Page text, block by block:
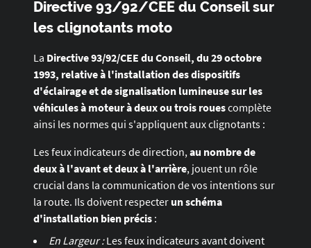
Directive 93/92/CEE du Conseil sur
les clignotants moto
La Directive 93/92/CEE du Conseil, du 29 octobre
1993, relative à l'installation des dispositifs
d'éclairage et de signalisation lumineuse sur les
véhicules à moteur à deux ou trois rouescomplète
ainsi les normes qui s'appliquent aux clignotants :
Les feux indicateurs de direction,au nombre de
deux à l'avant et deux à l'arrière, jouent un rôle
crucial dans la communication de vos intentions sur
la route. Ils doivent respecter un schéma
d'installation bien précis :
En Largeur :Les feux indicateurs avant doivent